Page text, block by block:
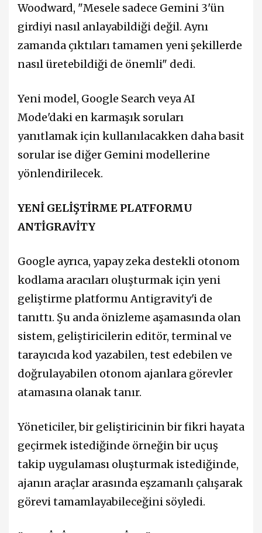
Woodward, "Mesele sadece Gemini 3'ün
girdiyi nasıl anlayabildiği değil. Aynı
zamanda çıktıları tamamen yeni şekillerde
nasıl üretebildiği de önemli" dedi.
Yeni model, Google Search veya AI
Mode'daki en karmaşık soruları
yanıtlamak için kullanılacakken daha basit
sorular ise diğer Gemini modellerine
yönlendirilecek.
YENİ GELİŞTİRME PLATFORMU
ANTİGRAVİTY
Google ayrıca, yapay zeka destekli otonom
kodlama aracıları oluşturmak için yeni
geliştirme platformu Antigravity'i de
tanıttı. Şu anda önizleme aşamasında olan
sistem, geliştiricilerin editör, terminal ve
tarayıcıda kod yazabilen, test edebilen ve
doğrulayabilen otonom ajanlara görevler
atamasına olanak tanır.
Yöneticiler, bir geliştiricinin bir fikri hayata
geçirmek istediğinde örneğin bir uçuş
takip uygulaması oluşturmak istediğinde,
ajanın araçlar arasında eşzamanlı çalışarak
görevi tamamlayabileceğini söyledi.